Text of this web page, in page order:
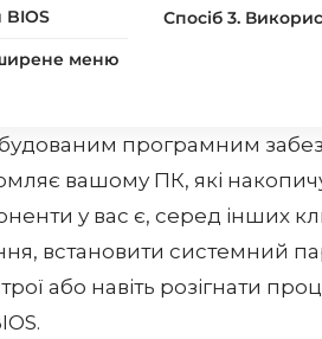
BIOS
меню
Спосіб 3.
програмним
вашому ПК, які
у вас є, серед інших
встановити системний
або навіть розігнати